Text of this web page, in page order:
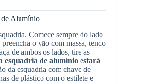
de Alumínio
Comece sempre do lado
preencha o vão com massa, tendo
de ambos os lados, tire as
esquadria de alumínio estará
da esquadria com chave de
de plástico com o estilete e